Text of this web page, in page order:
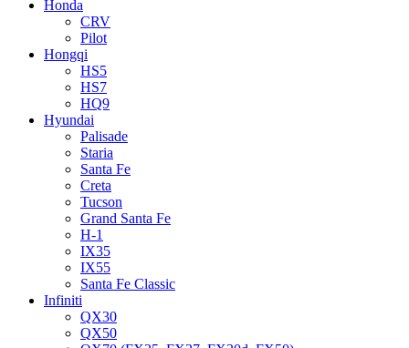
Honda
CRV
Pilot
Hongqi
HS5
HS7
HQ9
Hyundai
Palisade
Staria
Santa Fe
Creta
Tucson
Grand Santa Fe
H-1
IX35
IX55
Santa Fe Classic
Infiniti
QX30
QX50